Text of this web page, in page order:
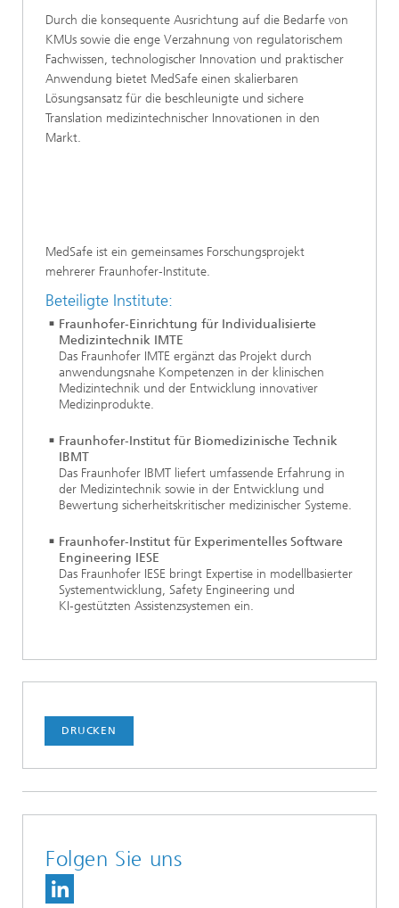
Durch die konsequente Ausrichtung auf die Bedarfe von
KMUs sowie die enge Verzahnung von regulatorischem
Fachwissen, technologischer Innovation und praktischer
Anwendung bietet MedSafe einen skalierbaren
Lösungsansatz für die beschleunigte und sichere
Translation medizintechnischer Innovationen in den
Markt.
MedSafe ist ein gemeinsames Forschungsprojekt
mehrerer Fraunhofer‑Institute.
Beteiligte Institute:
Fraunhofer‑Einrichtung für Individualisierte
Medizintechnik IMTE
Das Fraunhofer IMTE ergänzt das Projekt durch
anwendungsnahe Kompetenzen in der klinischen
Medizintechnik und der Entwicklung innovativer
Medizinprodukte.
Fraunhofer‑Institut für Biomedizinische Technik
IBMT
Das Fraunhofer IBMT liefert umfassende Erfahrung in
der Medizintechnik sowie in der Entwicklung und
Bewertung sicherheitskritischer medizinischer Systeme.
Fraunhofer‑Institut für Experimentelles Software
Engineering IESE
Das Fraunhofer IESE bringt Expertise in modellbasierter
Systementwicklung, Safety Engineering und
KI‑gestützten Assistenzsystemen ein.
DRUCKEN
Folgen Sie uns